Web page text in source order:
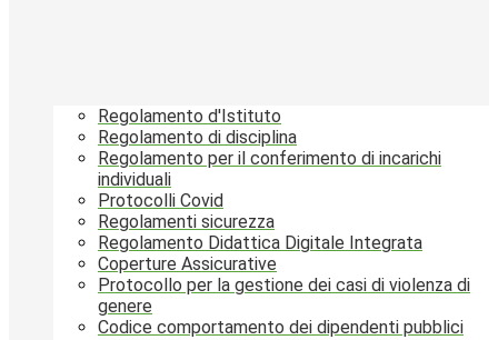
Regolamento d'Istituto
Regolamento di disciplina
Regolamento per il conferimento di incarichi
individuali
Protocolli Covid
Regolamenti sicurezza
Regolamento Didattica Digitale Integrata
Coperture Assicurative
Protocollo per la gestione dei casi di violenza di
genere
Codice comportamento dei dipendenti pubblici